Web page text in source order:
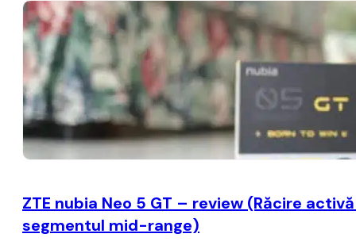
ZTE nubia Neo 5 GT – review (Răcire
segmentul mid-range)